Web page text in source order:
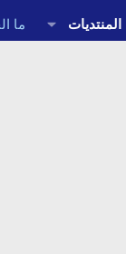
المنتديات ما